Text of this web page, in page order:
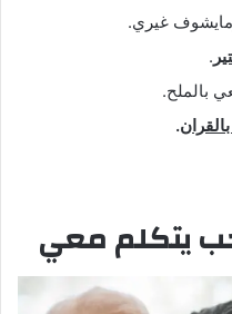
غيري.
.
بالملح.
.
يتكلم معي